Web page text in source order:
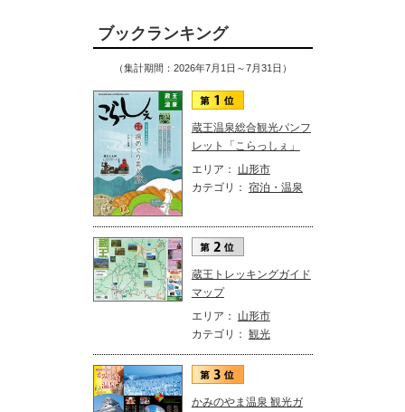
ブックランキング
（集計期間：2026年7月1日～7月31日）
蔵王温泉総合観光パンフ
レット「こらっしぇ」
エリア： 山形市
カテゴリ： 宿泊・温泉
蔵王トレッキングガイド
マップ
エリア： 山形市
カテゴリ： 観光
かみのやま温泉 観光ガ